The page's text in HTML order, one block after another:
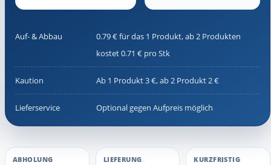
Auf- & Abbau
0.79 € für das 1 Produkt, ab 2 Produkten
kostet 0.71 € pro Stk
Kaution Ab 1 Produkt 3 €, ab 2 Produkt 2 €
Lieferservice Optional gegen Aufpreis möglich
ABHOLUNG LIEFERUNG KURZFRISTIG